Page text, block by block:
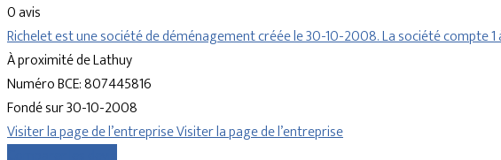
0 avis
Richelet est une société de déménagement créée le 30-10-2008. La société compte
À proximité de Lathuy
Numéro BCE: 807445816
Fondé sur 30-10-2008
Visiter la page de l’entrepriseVisiter la page de l’entreprise